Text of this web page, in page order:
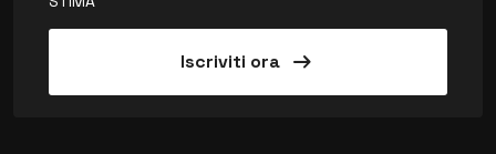
Iscriviti ora arrow_right_alt